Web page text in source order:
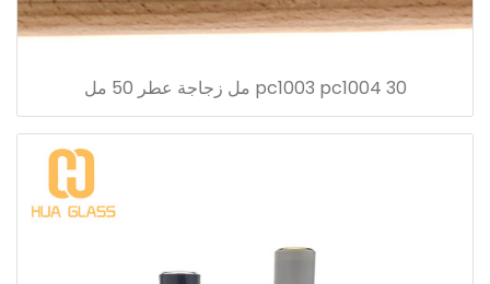
pc1003 pc1004 30 مل زجاجة عطر 50 مل